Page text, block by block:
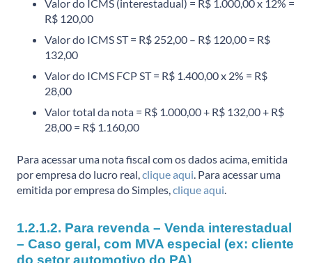
Valor do ICMS (interestadual) = R$ 1.000,00 x 12% =
R$ 120,00
Valor do ICMS ST = R$ 252,00 – R$ 120,00 = R$
132,00
Valor do ICMS FCP ST = R$ 1.400,00 x 2% = R$
28,00
Valor total da nota = R$ 1.000,00 + R$ 132,00 + R$
28,00 = R$ 1.160,00
Para acessar uma nota fiscal com os dados acima, emitida
por empresa do lucro real, clique aqui . Para acessar uma
emitida por empresa do Simples, clique aqui
1.2.1.2. Para revenda – Venda interestadual
– Caso geral, com MVA especial (ex: cliente
do setor automotivo do PA)